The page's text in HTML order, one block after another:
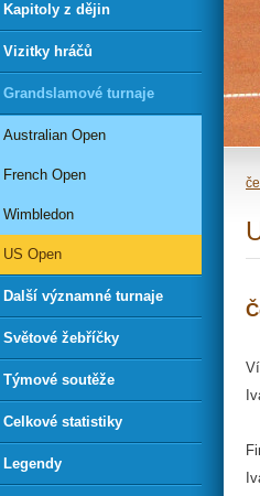
Kapitoly z dějin
Vizitky hráčů
Grandslamové turnaje
Australian Open
French Open
Wimbledon
US Open
Další významné turnaje
Světové žebříčky
Týmové soutěže
Celkové statistiky
Legendy